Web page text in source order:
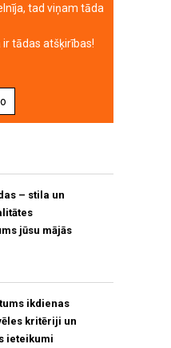
tad viņam tāda
ir tādas atšķirības!
– stila un
jūsu mājās
ikdienas
kritēriji un
ieteikumi